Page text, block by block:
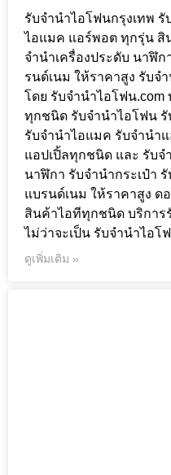
รับจำนำไอโฟนกรุงเทพ
ไอแมค แอร์พอต ทุกรุ่น สิ
จำนำเครื่องประดับ นาฬิก
รนด์เนม ให้ราคาสูง รับจ
โดย รับจํานําไอโฟน.com
ทุกชนิด รับจำนำไอโฟน
รับจำนำไอแมค รับจำนำ
แอปเปิ้ลทุกชนิด และ รับจ
นาฬิกา รับจำนำกระเป๋า
แบรนด์เนม ให้ราคาสูง ด
สินค้าไอทีทุกชนิด บริการ
ไม่ว่าจะเป็น รับจำนำไอโ
ดูเพิ่มเติม »